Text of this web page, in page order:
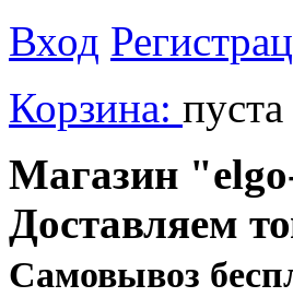
Вход
Корзина: пуста
Магазин
Доставляем
Cамовывоз